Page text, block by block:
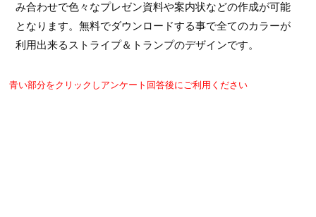
み合わせで色々なプレゼン資料や案内状などの作成が可能
となります。無料でダウンロードする事で全てのカラーが
利用出来るストライプ＆トランプのデザインです。
青い部分をクリックしアンケート回答後にご利用ください